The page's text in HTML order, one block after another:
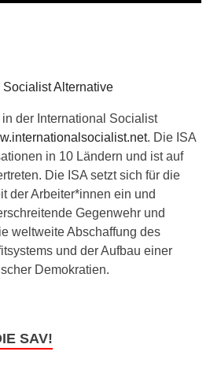
der International Socialist
. Die ISA
in 10 Ländern und ist auf
Die ISA setzt sich für die
der Arbeiter*innen ein und
Gegenwehr und
weltweite Abschaffung des
und der Aufbau einer
Demokratien.
SAV!